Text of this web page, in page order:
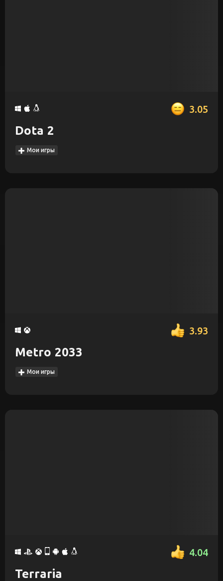
3.05
Dota 2
Мои игры
3.93
Metro 2033
Мои игры
4.04
Terraria